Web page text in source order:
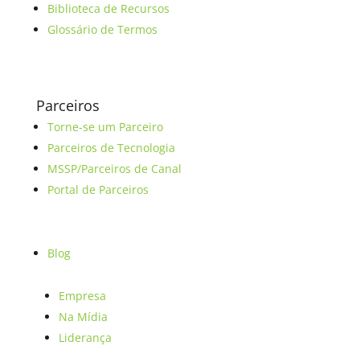
Biblioteca de Recursos
Glossário de Termos
Parceiros
Torne-se um Parceiro
Parceiros de Tecnologia
MSSP/Parceiros de Canal
Portal de Parceiros
Blog
Empresa
Na Mídia
Liderança